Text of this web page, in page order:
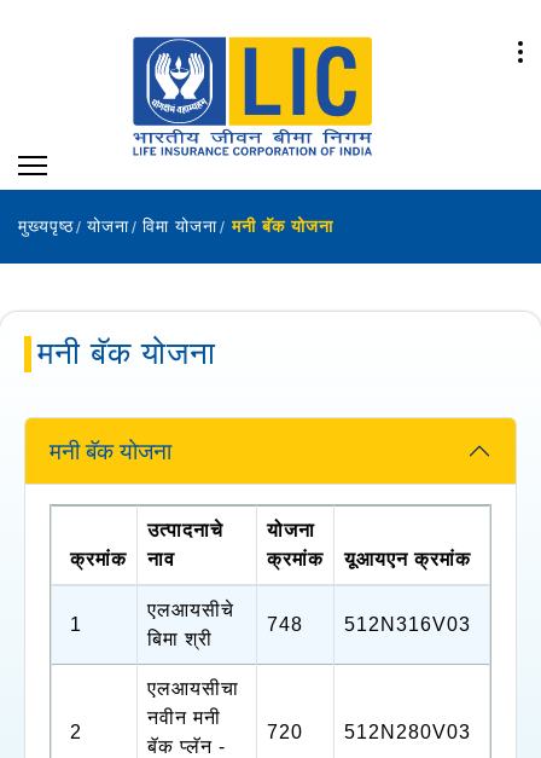
मुख्यपृष्ठ योजना विमा योजना मनी बॅक योजना
मनी बॅक योजना
मनी बॅक योजना
क्रमांक
उत्पादनाचे
नाव
योजना
क्रमांक
यूआयएन क्रमांक
1
एलआयसीचे
बिमा श्री
748 512N316V03
2
एलआयसीचा
नवीन मनी
बॅक प्लॅन -
720 512N280V03